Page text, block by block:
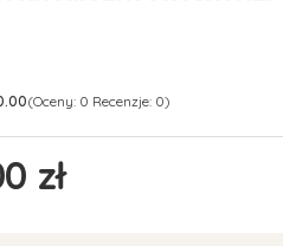
(Oceny: 0 Recenzje: 0)
zł